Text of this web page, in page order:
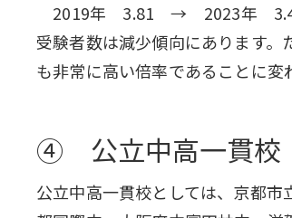
2019年 3.81 → 2023年
受験者数は減少傾向にあります。
も非常に高い倍率であることに変
④ 公立中高一貫校
公立中高一貫校としては、京都